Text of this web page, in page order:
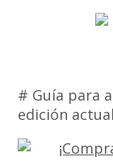
# Guía para
edición